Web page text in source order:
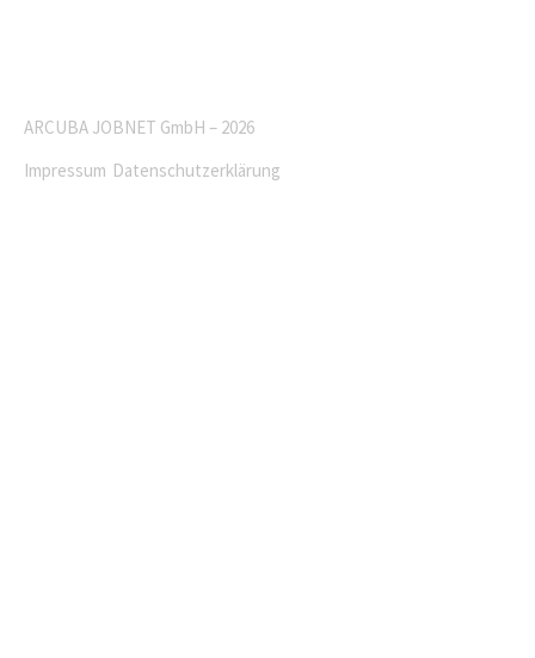
ARCUBA JOBNET GmbH – 2026
Impressum Datenschutzerklärung